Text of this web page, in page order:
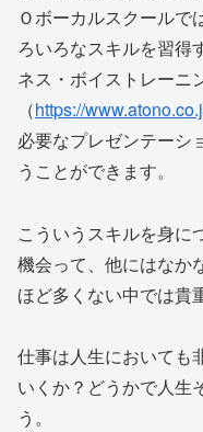
Ｏボーカルスクールで
ろいろなスキルを習得
ネス・ボイストレーニ
（https://
必要なプレゼンテーシ
うことができます。
こういうスキルを身に
機会って、他にはなか
ほど多くない中では貴
仕事は人生においても
いくか？どうかで人生
う。